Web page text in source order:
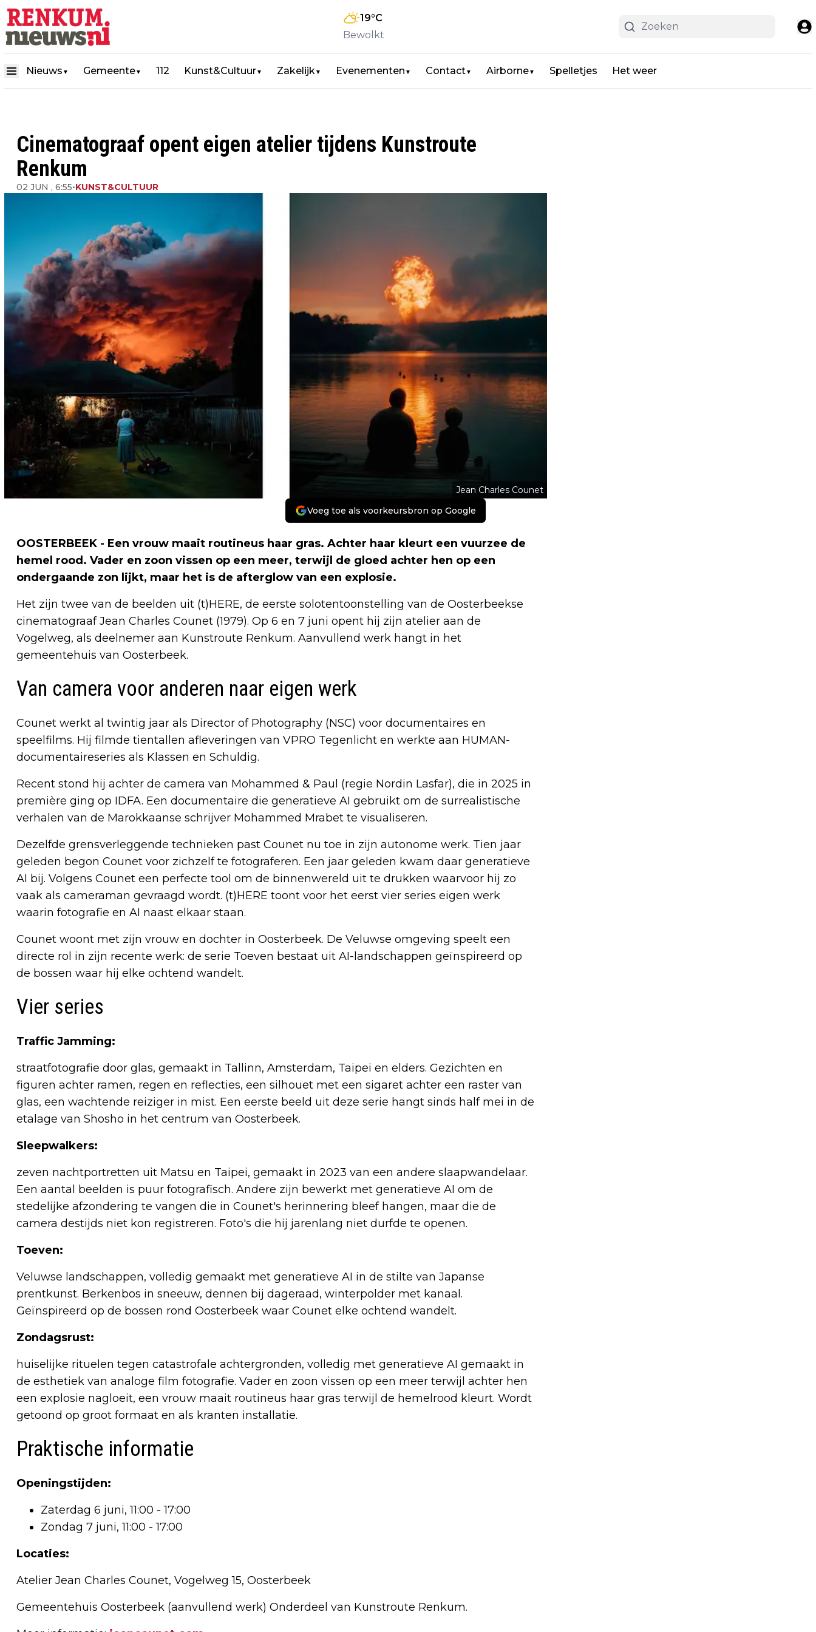
19°C
Bewolkt
Nieuws ▼ Gemeente▼ 112 Kunst&Cultuur▼ Zakelijk▼ Evenementen ▼ Contact▼ Airborne▼ Spelletjes Het weer
Cinematograaf opent eigen atelier tijdens Kunstroute
Renkum
02 JUN , 6:55•KUNST&CULTUUR
Jean Charles Counet
Voeg toe als voorkeursbron op Google
OOSTERBEEK - Een vrouw maait routineus haar gras. Achter haar kleurt een vuurzee de
hemel rood. Vader en zoon vissen op een meer, terwijl de gloed achter hen op een
ondergaande zon lijkt, maar het is de afterglow van een explosie.
Het zijn twee van de beelden uit (t)HERE, de eerste solotentoonstelling van de Oosterbeekse
cinematograaf Jean Charles Counet (1979). Op 6 en 7 juni opent hij zijn atelier aan de
Vogelweg, als deelnemer aan Kunstroute Renkum. Aanvullend werk hangt in het
gemeentehuis van Oosterbeek.
Van camera voor anderen naar eigen werk
Counet werkt al twintig jaar als Director of Photography (NSC) voor documentaires en
speelfilms. Hij filmde tientallen afleveringen van VPRO Tegenlicht en werkte aan HUMAN-
documentaireseries als Klassen en Schuldig.
Recent stond hij achter de camera van Mohammed & Paul (regie Nordin Lasfar), die in 2025 in
première ging op IDFA. Een documentaire die generatieve AI gebruikt om de surrealistische
verhalen van de Marokkaanse schrijver Mohammed Mrabet te visualiseren.
Dezelfde grensverleggende technieken past Counet nu toe in zijn autonome werk. Tien jaar
geleden begon Counet voor zichzelf te fotograferen. Een jaar geleden kwam daar generatieve
AI bij. Volgens Counet een perfecte tool om de binnenwereld uit te drukken waarvoor hij zo
vaak als cameraman gevraagd wordt. (t)HERE toont voor het eerst vier series eigen werk
waarin fotografie en AI naast elkaar staan.
Counet woont met zijn vrouw en dochter in Oosterbeek. De Veluwse omgeving speelt een
directe rol in zijn recente werk: de serie Toeven bestaat uit AI-landschappen geïnspireerd op
de bossen waar hij elke ochtend wandelt.
Vier series
Traffic Jamming:
straatfotografie door glas, gemaakt in Tallinn, Amsterdam, Taipei en elders. Gezichten en
figuren achter ramen, regen en reflecties, een silhouet met een sigaret achter een raster van
glas, een wachtende reiziger in mist. Een eerste beeld uit deze serie hangt sinds half mei in de
etalage van Shosho in het centrum van Oosterbeek.
Sleepwalkers:
zeven nachtportretten uit Matsu en Taipei, gemaakt in 2023 van een andere slaapwandelaar.
Een aantal beelden is puur fotografisch. Andere zijn bewerkt met generatieve AI om de
stedelijke afzondering te vangen die in Counet's herinnering bleef hangen, maar die de
camera destijds niet kon registreren. Foto's die hij jarenlang niet durfde te openen.
Toeven:
Veluwse landschappen, volledig gemaakt met generatieve AI in de stilte van Japanse
prentkunst. Berkenbos in sneeuw, dennen bij dageraad, winterpolder met kanaal.
Geïnspireerd op de bossen rond Oosterbeek waar Counet elke ochtend wandelt.
Zondagsrust:
huiselijke rituelen tegen catastrofale achtergronden, volledig met generatieve AI gemaakt in
de esthetiek van analoge film fotografie. Vader en zoon vissen op een meer terwijl achter hen
een explosie nagloeit, een vrouw maait routineus haar gras terwijl de hemelrood kleurt. Wordt
getoond op groot formaat en als kranten installatie.
Praktische informatie
Openingstijden:
Zaterdag 6 juni, 11:00 - 17:00
Zondag 7 juni, 11:00 - 17:00
Locaties:
Atelier Jean Charles Counet, Vogelweg 15, Oosterbeek
Gemeentehuis Oosterbeek (aanvullend werk) Onderdeel van Kunstroute Renkum.